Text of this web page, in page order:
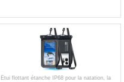
Étui flottant étanche IP68 pour la natation, la